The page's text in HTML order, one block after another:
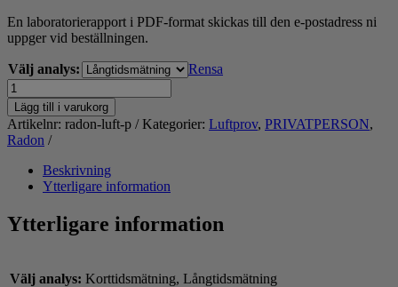
En laboratorierapport i PDF-format skickas till den e-postadress ni
uppger vid beställningen.
Välj analys:
Rensa
Radonanalys
(luft)
mängd
Lägg till i varukorg
Artikelnr: radon-luft-p Kategorier: Luftprov, PRIVATPERSON,
Radon
Beskrivning
Ytterligare information
Ytterligare information
Välj analys: Korttidsmätning, Långtidsmätning